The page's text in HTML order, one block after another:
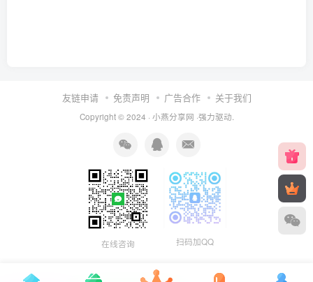
友链申请 免责声明 广告合作 关于我们
Copyright © 2024 · 小燕分享网 ·强力驱动.
在线咨询 扫码加QQ